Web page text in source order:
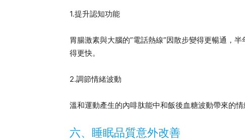
1.提升認知功能
胃腸激素與大腦的”電話熱線”因散步變得更暢通，
得更快。
2.調節情緒波動
溫和運動產生的內啡肽能中和飯後血糖波動帶來的
六、睡眠品質意外改善